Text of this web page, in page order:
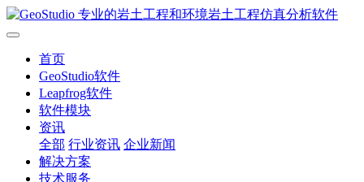
首页
GeoStudio软件
Leapfrog软件
软件模块
资讯
全部 行业资讯 企业新闻
解决方案
技术服务